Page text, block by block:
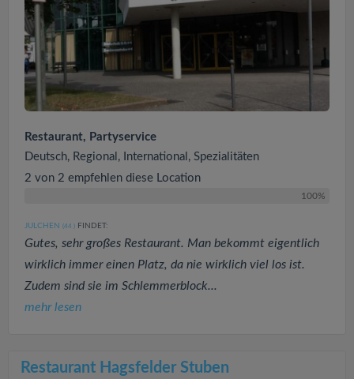
Restaurant, Partyservice
Deutsch, Regional, International, Spezialitäten
2 von 2 empfehlen diese Location
100%
JULCHEN (44 ) FINDET:
Gutes, sehr großes Restaurant. Man bekommt eigentlich
wirklich immer einen Platz, da nie wirklich viel los ist.
Zudem sind sie im Schlemmerblock...
mehr lesen
Restaurant Hagsfelder Stuben